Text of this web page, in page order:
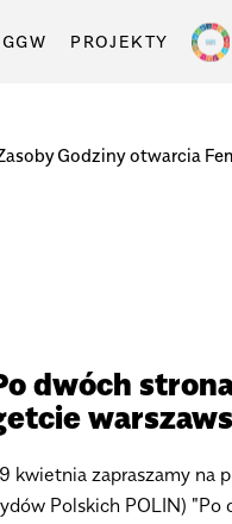
PROJEKTY
Godziny otwarcia
dwóch
kwietnia zapraszamy na
Polskich POLIN)